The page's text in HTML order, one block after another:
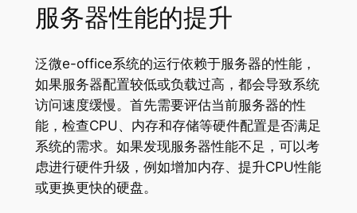
服务器性能的提升
泛微e-office系统的运行依赖于服务器的性能，
如果服务器配置较低或负载过高，都会导致系统
访问速度缓慢。首先需要评估当前服务器的性
能，检查CPU、内存和存储等硬件配置是否满足
系统的需求。如果发现服务器性能不足，可以考
虑进行硬件升级，例如增加内存、提升CPU性能
或更换更快的硬盘。